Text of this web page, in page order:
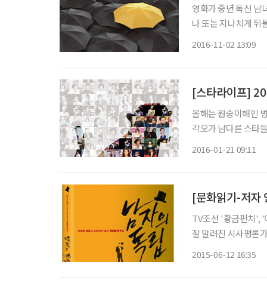
영화가 중년 독신 남
나 또는 지나치게 뒤틀려 있거나. 김유준 영화 전문 프리랜
2016-11-02 13:09
[스타라이프]
올해는 원숭이해인
각오가 남다른 스타들이 있다. “드라마뿐만 아니라 예능 프로그
2016-01-21 09:11
TV조선 '황금펀치', '
잘 알려진 시사평론
2015-06-12 16:35